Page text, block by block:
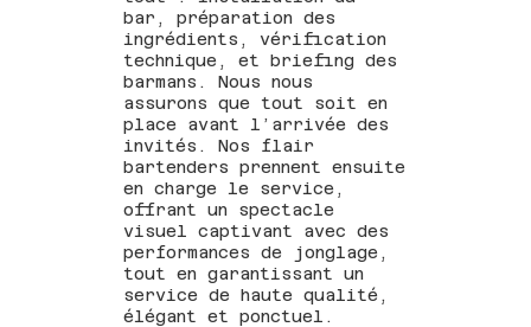
bar, préparation des
ingrédients, vérification
technique, et briefing des
barmans. Nous nous
assurons que tout soit en
place avant l’arrivée des
invités. Nos flair
bartenders prennent ensuite
en charge le service,
offrant un spectacle
visuel captivant avec des
performances de jonglage,
tout en garantissant un
service de haute qualité,
élégant et ponctuel.